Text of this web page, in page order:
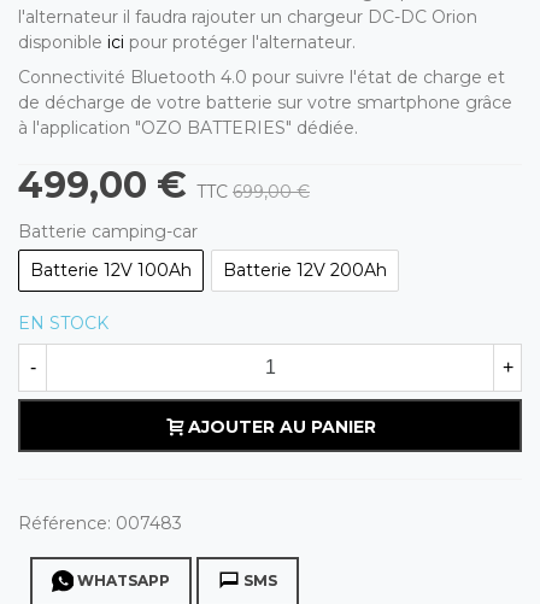
l'alternateur il faudra rajouter un chargeur DC-DC Orion
disponible ici pour protéger l'alternateur.
Connectivité Bluetooth 4.0 pour suivre l'état de charge et
de décharge de votre batterie sur votre smartphone grâce
à l'application "OZO BATTERIES" dédiée.
499,00 € TTC 699,00 €
Batterie camping-car
Batterie 12V 100Ah
Batterie 12V 200Ah
EN STOCK
- +
AJOUTER AU PANIER
Référence: 007483
WHATSAPP SMS